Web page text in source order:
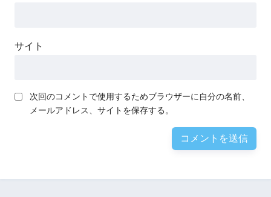
サイト
次回のコメントで使用するためブラウザーに自分の名前、
メールアドレス、サイトを保存する。